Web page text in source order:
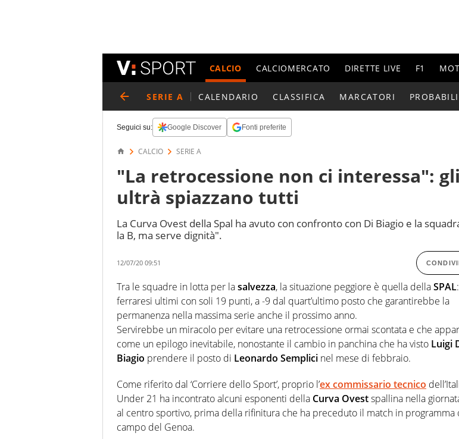
CALCIO CALCIOMERCATO DIRETTE LIVE F1
SERIE A CALENDARIO CLASSIFICA MARCATORI
Seguici su: Google Discover Fonti preferite
CALCIO SERIE A
"La retrocessione non ci interessa": gli
ultrà spiazzano tutti
La Curva Ovest della Spal ha avuto con confronto con Di Biagio e la
la B, ma serve dignità".
12/07/20 09:51
Tra le squadre in lotta per lasalvezza, la situazione peggiore è quella dellaSPAL:
ferraresi ultimi con soli 19 punti, a -9 dal quart’ultimo posto che garantirebbe la
permanenza nella massima serie anche il prossimo anno.
Servirebbe un miracolo per evitare una retrocessione ormai scontata e che
come un epilogo inevitabile, nonostante il cambio in panchina che ha visto Luigi
Biagio prendere il posto di Leonardo Semplici nel mese di febbraio.
Come riferito dal ‘Corriere dello Sport’, proprio l’ex commissario tecnico
Under 21 ha incontrato alcuni esponenti della Curva Ovestspallina nella
al centro sportivo, prima della rifinitura che ha preceduto il match in programma
campo del Genoa.